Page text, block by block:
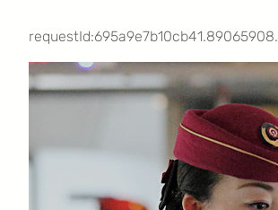
requestId:695a9e7b10cb41.89065908.